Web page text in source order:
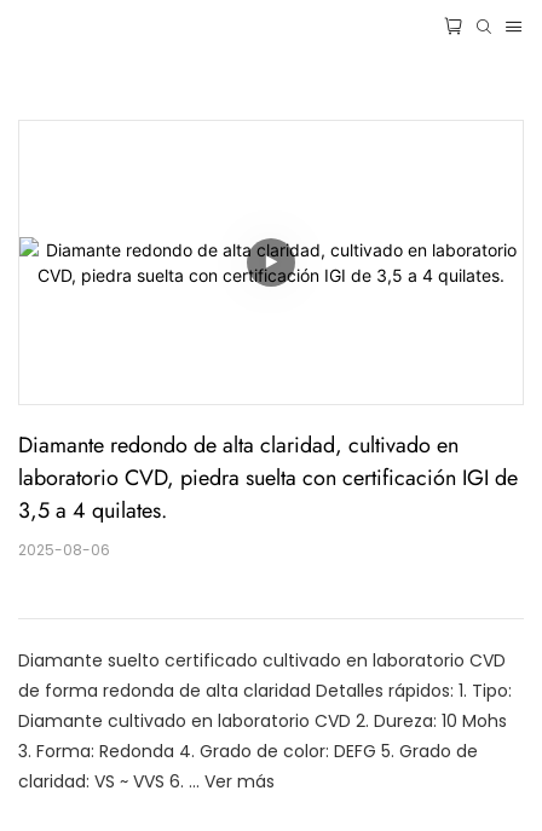
Diamante redondo de alta claridad, cultivado en
laboratorio CVD, piedra suelta con certificación IGI de
3,5 a 4 quilates.
2025-08-06
Diamante suelto certificado cultivado en laboratorio CVD
de forma redonda de alta claridad Detalles rápidos: 1. Tipo:
Diamante cultivado en laboratorio CVD 2. Dureza: 10 Mohs
3. Forma: Redonda 4. Grado de color: DEFG 5. Grado de
claridad: VS ~ VVS 6. ... Ver más